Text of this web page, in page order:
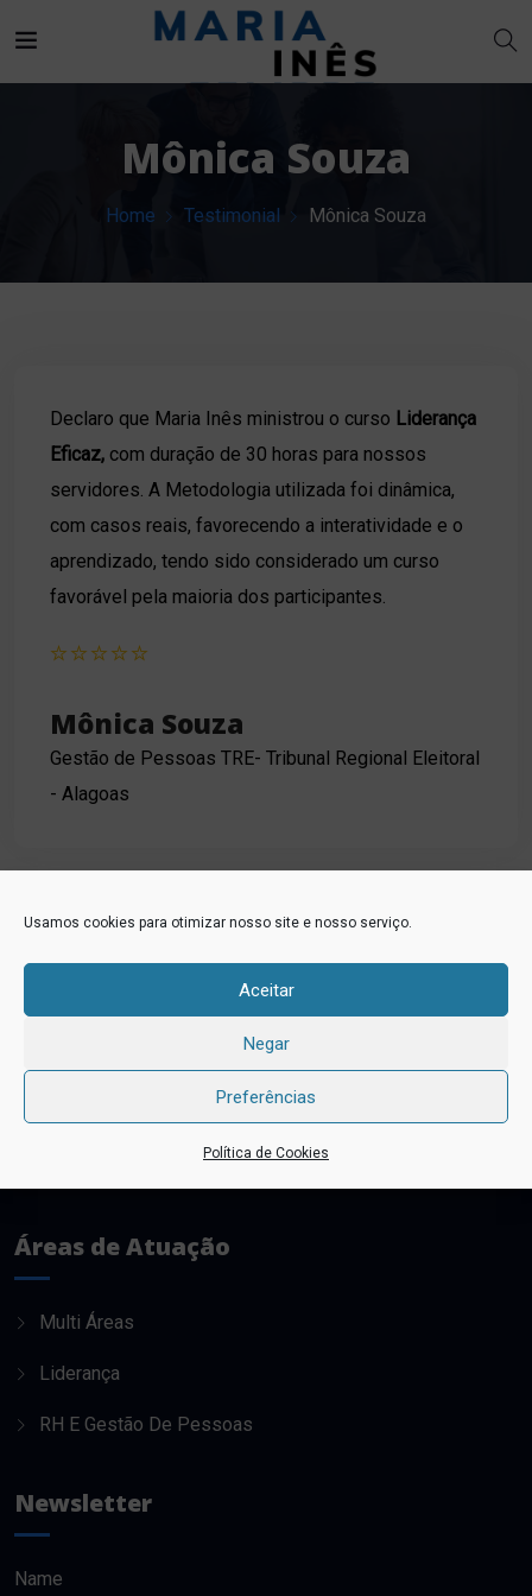
Usamos cookies para otimizar nosso site e nosso serviço.
Aceitar
Negar
Preferências
Política de Cookies
Mônica Souza
Home Testimonial Mônica Souza
Declaro que Maria Inês ministrou o curso Liderança
Eficaz, com duração de 30 horas para nossos
servidores. A Metodologia utilizada foi dinâmica,
com casos reais, favorecendo a interatividade e o
aprendizado, tendo sido considerado um curso
favorável pela maioria dos participantes.
Mônica Souza
Gestão de Pessoas TRE- Tribunal Regional Eleitoral
- Alagoas
Áreas de Atuação
Multi Áreas
Liderança
RH E Gestão De Pessoas
Newsletter
Name